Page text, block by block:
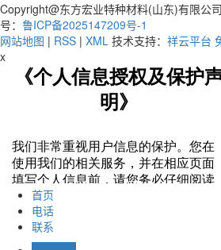
Copyright@东方宏业特种材料(山东)有限公
号： 鲁ICP备2025147209号-1
网站地图 | RSS | XML 技术支持： 祥云平台
x
首页
电话
联系